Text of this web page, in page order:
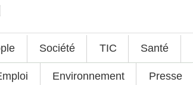
Société TIC Santé
Environnement Presse